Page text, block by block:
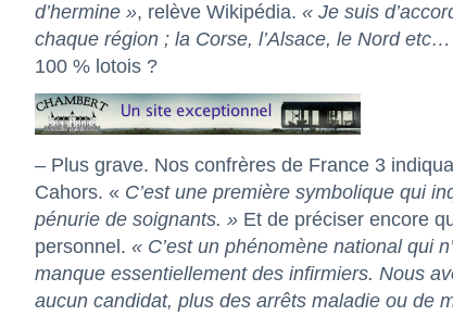
d’hermine », relève Wikipédia. « Je suis
chaque région ; la Corse, l’Alsace, le Nord
100 % lotois ?
– Plus grave. Nos confrères de France 3
Cahors. « C’est une première symbolique qui
pénurie de soignants. » Et de préciser encore
personnel. « C’est un phénomène national qui
manque essentiellement des infirmiers. Nous
aucun candidat, plus des arrêts maladie ou de